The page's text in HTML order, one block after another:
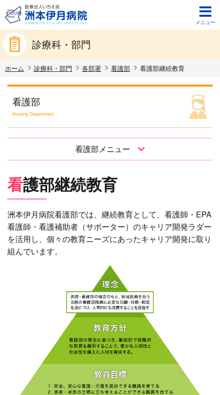
メニュー
診療科・部門
ホーム 診療科・部門 各部署 看護部 看護部継続教育
看護部
Nursing Department
看護部メニュー
看護部継続教育
洲本伊月病院看護部では、継続教育として、看護師・EPA
看護師・看護補助者（サポーター）のキャリア開発ラダー
を活用し、個々の教育ニーズにあったキャリア開発に取り
組んでいます。